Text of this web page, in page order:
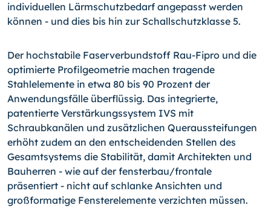
individuellen Lärmschutzbedarf angepasst werden
können - und dies bis hin zur Schallschutzklasse 5.
Der hochstabile Faserverbundstoff Rau-Fipro und die
optimierte Profilgeometrie machen tragende
Stahlelemente in etwa 80 bis 90 Prozent der
Anwendungsfälle überflüssig. Das integrierte,
patentierte Verstärkungssystem IVS mit
Schraubkanälen und zusätzlichen Queraussteifungen
erhöht zudem an den entscheidenden Stellen des
Gesamtsystems die Stabilität, damit Architekten und
Bauherren - wie auf der fensterbau/frontale
präsentiert - nicht auf schlanke Ansichten und
großformatige Fensterelemente verzichten müssen.